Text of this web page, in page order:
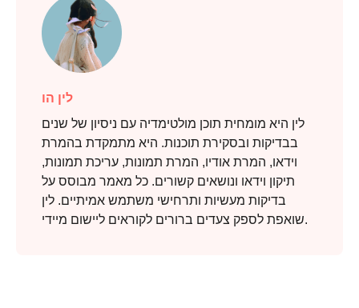
שלב 2.
לין הו
לין היא מומחית תוכן מולטימדיה עם ניסיון של שנים
בבדיקות ובסקירת תוכנות. היא מתמקדת בהמרת
וידאו, המרת אודיו, המרת תמונות, עריכת תמונות,
תיקון וידאו ונושאים קשורים. כל מאמר מבוסס על
בדיקות מעשיות ותרחישי משתמש אמיתיים. לין
שואפת לספק צעדים ברורים לקוראים ליישום מיידי.